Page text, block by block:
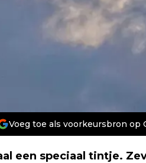
Voeg toe als voorkeursbron op
een speciaal tintje.